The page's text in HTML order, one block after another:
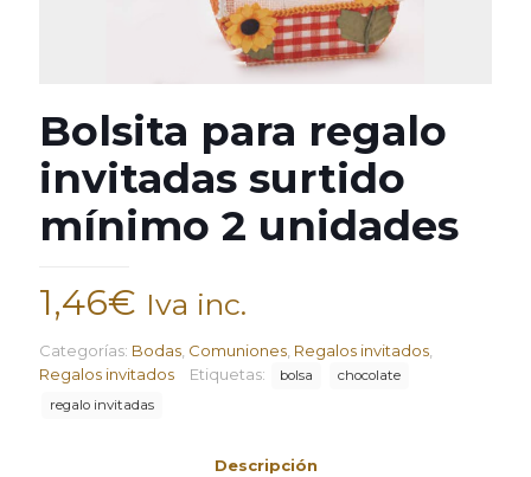
Bolsita para regalo
invitadas surtido
mínimo 2 unidades
1,46€ Iva inc.
Categorías: Bodas, Comuniones, Regalos invitados,
Regalos invitados
Etiquetas: bolsa
chocolate
regalo invitadas
Descripción